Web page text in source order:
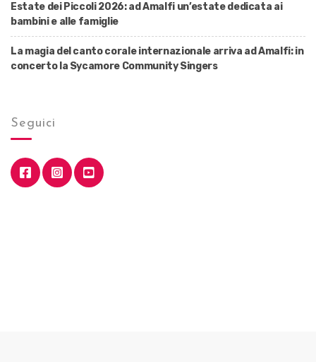
Estate dei Piccoli 2026: ad Amalfi un’estate dedicata ai
bambini e alle famiglie
La magia del canto corale internazionale arriva ad Amalfi: in
concerto la Sycamore Community Singers
Seguici